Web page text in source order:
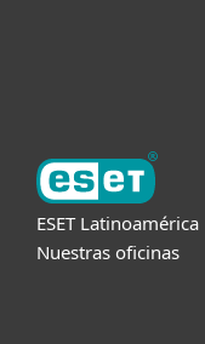
ESET Latinoamérica
Nuestras oficinas